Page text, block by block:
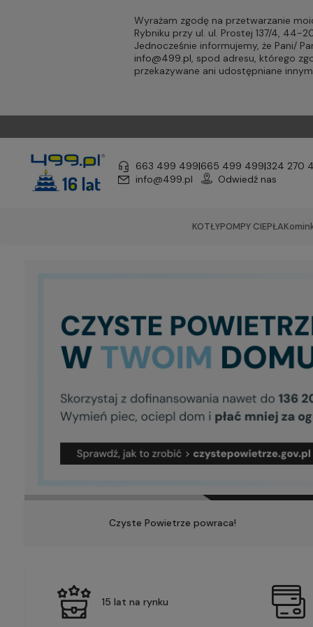
Wyrażam zgodę na przetwarzanie
Rybniku przy ul. ul. Prostej 137/4, 44-
Jednocześnie informujemy, że Pani/
info@499.pl, spod adresu, którego
przekazywane ani udostępniane
663 499 499|665 499 499|324 270
info@499.pl
Odwiedź nas
KOTŁYPOMPY CIEPŁA
Czyste Powietrze powraca!
15 lat na rynku